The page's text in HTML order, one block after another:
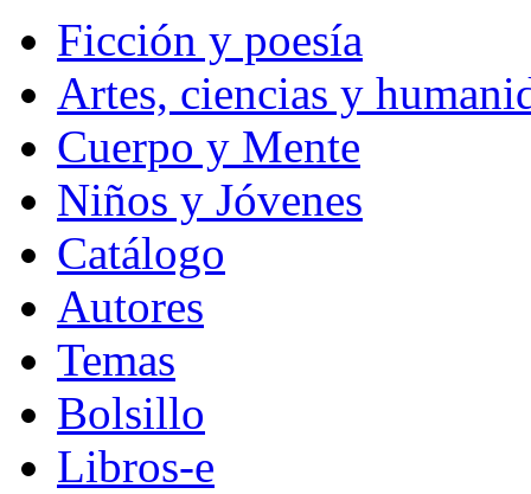
Ficción y poesía
Artes, ciencias y
Cuerpo y Mente
Niños y Jóvenes
Catálogo
Autores
Temas
Bolsillo
Libros-e